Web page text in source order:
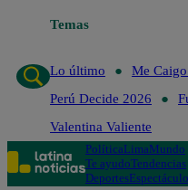
Temas
Me Caigo de Risa
Lo último
Me
Perú Decide 2026
Valentina Valiente
PolíticaLimaMundo
Te ayudoTendencias
Deportes